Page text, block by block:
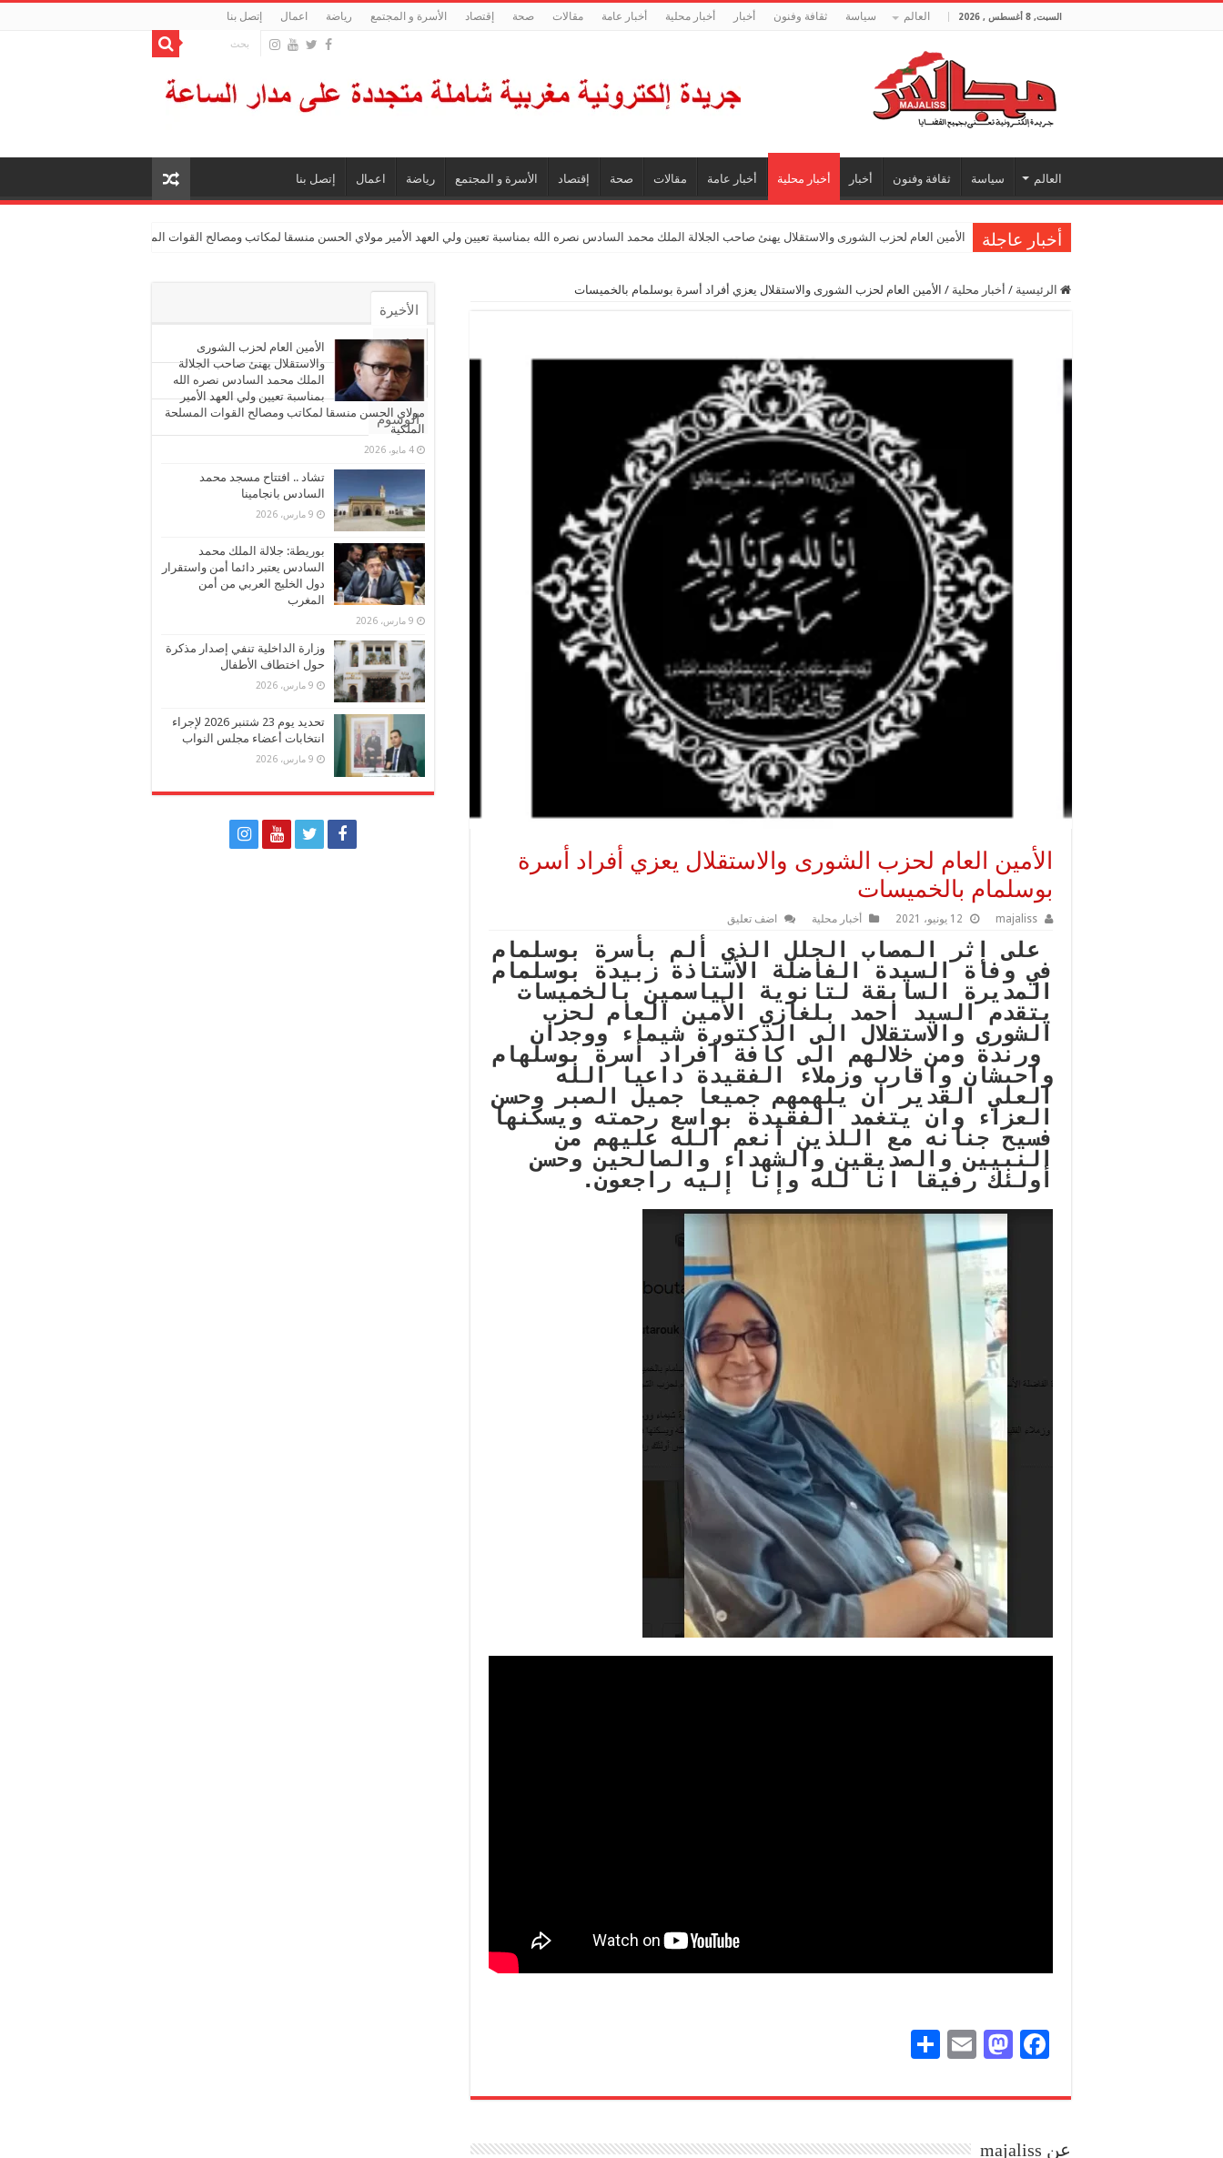
السبت, 8 أغسطس , 2026 العالم سياسة ثقافة وفنون أخبار أخبار محلية أخبار عامة مقالات صحة إقتصاد الأسرة و المجتمع رياضة اعمال إتصل بنا
العالم سياسة ثقافة وفنون أخبار أخبار محلية أخبار عامة مقالات صحة إقتصاد الأسرة و المجتمع رياضة اعمال إتصل بنا
أخبار عاجلة الأمين العام لحزب الشورى والاستقلال يهنئ صاحب الجلالة الملك محمد السادس نصره الله بمناسبة تعيين ولي العهد الأمير مولاي الحسن منسقا لمكاتب ومصالح القوات المسلحة الملكية
الرئيسية / أخبار محلية / الأمين العام لحزب الشورى والاستقلال يعزي أفراد أسرة بوسلمام بالخميسات
الأمين العام لحزب الشورى والاستقلال يعزي أفراد أسرة
بوسلمام بالخميسات
majaliss 12 يونيو، 2021 أخبار محلية اضف تعليق
على إثر المصاب الجلل الذي ألم بأسرة بوسلمام
في وفاة السيدة الفاضلة الأستاذة زبيدة بوسلمام
المديرة السابقة لتانوية الياسمين بالخميسات
يتقدم السيد احمد بلغازي الأمين العام لحزب
الشورى والاستقلال الى الدكتورة شيماء ووجدان
ورندة ومن خلالهم الى كافة أفراد أسرة بوسلهام
واحبشان واقارب وزملاء الفقيدة داعيا الله
العلي القدير ان يلهمهم جميعا جميل الصبر وحسن
العزاء وان يتغمد الفقيدة بواسع رحمته ويسكنها
فسيح جنانه مع اللذين أنعم الله عليهم من
النبيين والصديقين والشهداء والصالحين وحسن
أولئك رفيقا انا لله وإنا إليه راجعون.
Fa
bo
M
to
E
ail
re
عن majaliss
الأخيرة
الأشهر
تعليقات
الوسوم
الأمين العام لحزب الشورى
والاستقلال يهنئ صاحب الجلالة
الملك محمد السادس نصره الله
بمناسبة تعيين ولي العهد الأمير
مولاي الحسن منسقا لمكاتب ومصالح القوات المسلحة
الملكية
4 مايو، 2026
تشاد .. افتتاح مسجد محمد
السادس بانجامينا
9 مارس، 2026
بوريطة: جلالة الملك محمد
السادس يعتبر دائما أمن واستقرار
دول الخليج العربي من أمن
المغرب
9 مارس، 2026
وزارة الداخلية تنفي إصدار مذكرة
حول اختطاف الأطفال
9 مارس، 2026
تحديد يوم 23 شتنبر 2026 لإجراء
انتخابات أعضاء مجلس النواب
9 مارس، 2026